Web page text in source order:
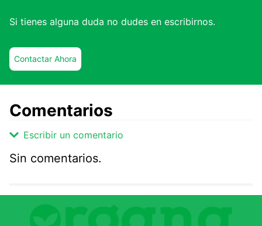
Si tienes alguna duda no dudes en escribirnos.
Contactar Ahora
Comentarios
Escribir un comentario
Comentario
Sin comentarios.